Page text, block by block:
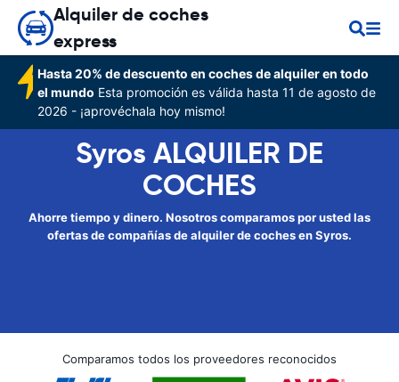
Alquiler de coches
express
Hasta 20% de descuento en coches de alquiler en todo
el mundo Esta promoción es válida hasta 11 de agosto de
2026 - ¡aprovéchala hoy mismo!
Syros ALQUILER DE
COCHES
Ahorre tiempo y dinero. Nosotros comparamos por usted las
ofertas de compañías de alquiler de coches en Syros.
Comparamos todos los proveedores reconocidos